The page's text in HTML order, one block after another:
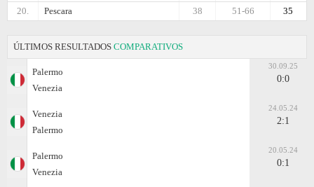
20.
Pescara 35
51-66
38
ÚLTIMOS RESULTADOS COMPARATIVOS
Palermo
Venezia
30.09.25
0:0
Venezia
Palermo
24.05.24
2:1
Palermo
Venezia
20.05.24
0:1